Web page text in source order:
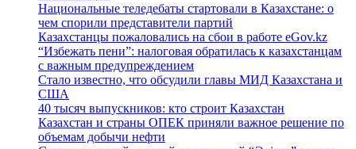
Национальные теледебаты стартовали в Казахстане: о
чем спорили представители партий
Казахстанцы пожаловались на сбои в работе eGov.kz
“Избежать пени”: налоговая обратилась к казахстанцам
с важным предупреждением
Стало известно, что обсудили главы МИД Казахстана и
США
40 тысяч выпускников: кто строит Казахстан
Казахстан и страны ОПЕК приняли важное решение по
объемам добычи нефти